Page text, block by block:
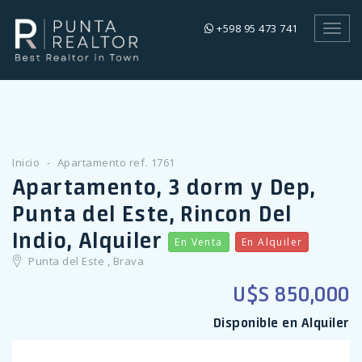
+598 95 473 741
Inicio Apartamento ref. 1761
Apartamento, 3 dorm y Dep,
Punta del Este, Rincon Del
Indio, Alquiler En Venta En Alquiler
Punta del Este , Brava
U$S 850,000
Disponible en Alquiler